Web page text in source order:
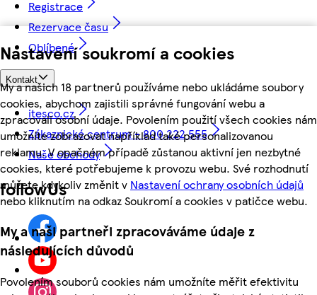
Nastavení soukromí a cookies
My a našich 18 partnerů používáme nebo ukládáme soubory
cookies, abychom zajistili správné fungování webu a
zpracovali osobní údaje. Povolením použití všech cookies nám
umožníte zobrazovat například také personalizovanou
reklamu. V opačném případě zůstanou aktivní jen nezbytné
cookies, které potřebujeme k provozu webu. Své rozhodnutí
můžete kdykoliv změnit v Nastavení ochrany osobních údajů
nebo kliknutím na odkaz Soukromí a cookies v patičce webu.
My a naši partneři zpracováváme údaje z
následujících důvodů
Povolením souborů cookies nám umožníte měřit efektivitu
Registrace
Rezervace času
Oblíbené
Kontakt
itesco.cz
Zákaznické centrum - 800 222 555
Naše obchody
followUs